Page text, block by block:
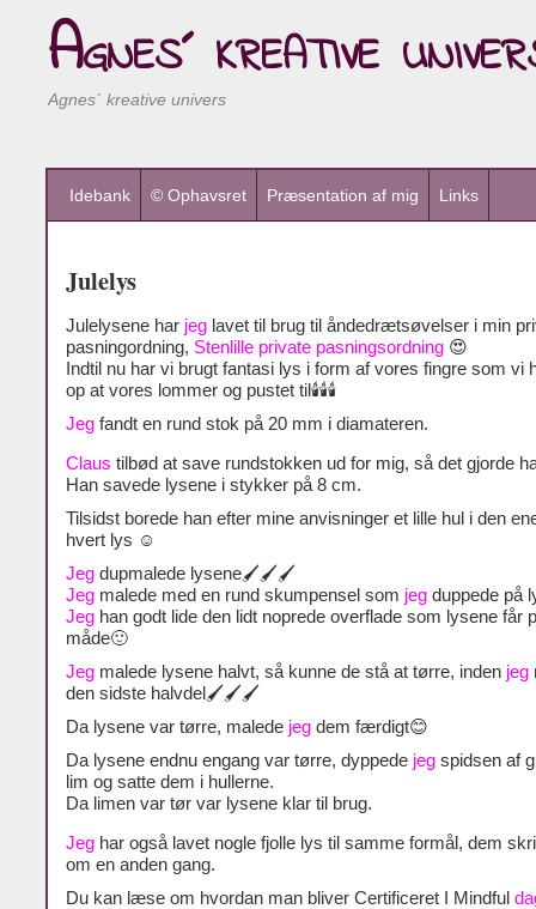
Agnes´ kreative
Agnes´ kreative univers
Idebank © Ophavsret Præsentation af mig Links
Julelys
Julelysene har jeg lavet til brug til åndedrætsøvelser i min
pasningordning, Stenlille private pasningsordning 😍
Indtil nu har vi brugt fantasi lys i form af vores fingre som vi
op at vores lommer og pustet til🕯🕯🕯
Jeg fandt en rund stok på 20 mm i diamateren.
Claus tilbød at save rundstokken ud for mig, så det gjorde
Han savede lysene i stykker på 8 cm.
Tilsidst borede han efter mine anvisninger et lille hul i den
hvert lys ☺
Jeg dupmalede lysene🖌🖌🖌
Jeg malede med en rund skumpensel som jeg duppede på
Jeg han godt lide den lidt noprede overflade som lysene får
måde🙂
Jeg malede lysene halvt, så kunne de stå at tørre, inden jeg
den sidste halvdel🖌🖌🖌
Da lysene var tørre, malede jeg dem færdigt😊
Da lysene endnu engang var tørre, dyppede jeg spidsen af
lim og satte dem i hullerne.
Da limen var tør var lysene klar til brug.
Jeg har også lavet nogle fjolle lys til samme formål, dem
om en anden gang.
Du kan læse om hvordan man bliver Certificeret I Mindful